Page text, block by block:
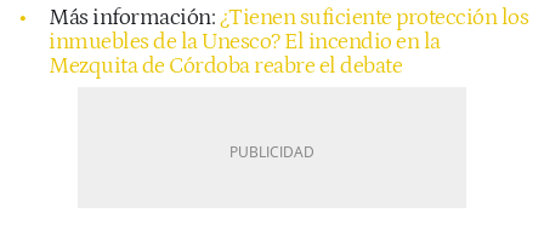
Más información:¿Tienen suficiente protección los
inmuebles de la Unesco? El incendio en la
Mezquita de Córdoba reabre el debate